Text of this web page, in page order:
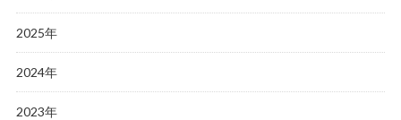
2025年
2024年
2023年